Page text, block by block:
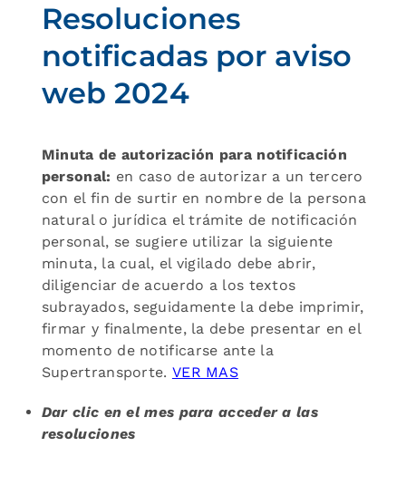
Resoluciones
notificadas por aviso
web 2024
Minuta de autorización para notificación
personal: en caso de autorizar a un tercero
con el fin de surtir en nombre de la persona
natural o jurídica el trámite de notificación
personal, se sugiere utilizar la siguiente
minuta, la cual, el vigilado debe abrir,
diligenciar de acuerdo a los textos
subrayados, seguidamente la debe imprimir,
firmar y finalmente, la debe presentar en el
momento de notificarse ante la
Supertransporte. VER MAS
Dar clic en el mes para acceder a las
resoluciones